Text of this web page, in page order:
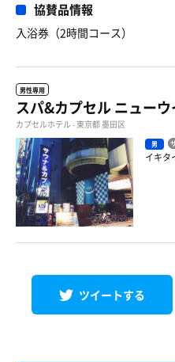
協賛品情報
入浴券（2時間コース）
男性専用
スパ&カプセル ニュー
カプセルホテル - 東京都 墨田区
男
イキタ
ツイートする